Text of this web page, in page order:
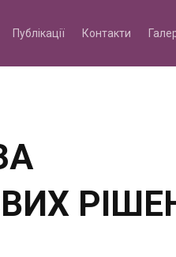
Публікації Контакти